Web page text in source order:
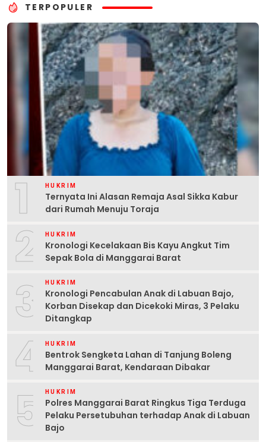
TERPOPULER
1 HUKRIM
Ternyata Ini Alasan Remaja Asal Sikka Kabur
dari Rumah Menuju Toraja
2 HUKRIM
Kronologi Kecelakaan Bis Kayu Angkut Tim
Sepak Bola di Manggarai Barat
3 HUKRIM
Kronologi Pencabulan Anak di Labuan Bajo,
Korban Disekap dan Dicekoki Miras, 3 Pelaku
Ditangkap
4 HUKRIM
Bentrok Sengketa Lahan di Tanjung Boleng
Manggarai Barat, Kendaraan Dibakar
5 HUKRIM
Polres Manggarai Barat Ringkus Tiga Terduga
Pelaku Persetubuhan terhadap Anak di Labuan
Bajo